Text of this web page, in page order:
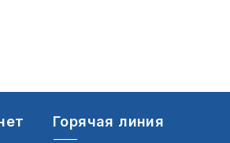
Горячая линия